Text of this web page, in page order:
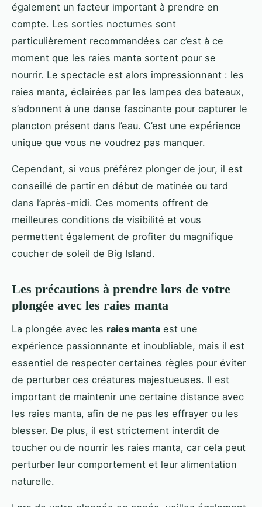
également un facteur important à prendre en
compte. Les sorties nocturnes sont
particulièrement recommandées car c’est à ce
moment que les raies manta sortent pour se
nourrir. Le spectacle est alors impressionnant : les
raies manta, éclairées par les lampes des bateaux,
s’adonnent à une danse fascinante pour capturer le
plancton présent dans l’eau. C’est une expérience
unique que vous ne voudrez pas manquer.
Cependant, si vous préférez plonger de jour, il est
conseillé de partir en début de matinée ou tard
dans l’après-midi. Ces moments offrent de
meilleures conditions de visibilité et vous
permettent également de profiter du magnifique
coucher de soleil de Big Island.
Les précautions à prendre lors de votre
plongée avec les raies manta
La plongée avec les raies manta est une
expérience passionnante et inoubliable, mais il est
essentiel de respecter certaines règles pour éviter
de perturber ces créatures majestueuses. Il est
important de maintenir une certaine distance avec
les raies manta, afin de ne pas les effrayer ou les
blesser. De plus, il est strictement interdit de
toucher ou de nourrir les raies manta, car cela peut
perturber leur comportement et leur alimentation
naturelle.